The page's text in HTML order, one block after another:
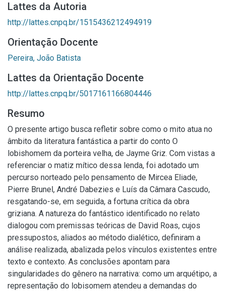
Lattes da Autoria
http://lattes.cnpq.br/1515436212494919
Orientação Docente
Pereira, João Batista
Lattes da Orientação Docente
http://lattes.cnpq.br/5017161166804446
Resumo
O presente artigo busca refletir sobre como o mito atua no
âmbito da literatura fantástica a partir do conto O
lobishomem da porteira velha, de Jayme Griz. Com vistas a
referenciar o matiz mítico dessa lenda, foi adotado um
percurso norteado pelo pensamento de Mircea Eliade,
Pierre Brunel, André Dabezies e Luís da Câmara Cascudo,
resgatando-se, em seguida, a fortuna crítica da obra
griziana. A natureza do fantástico identificado no relato
dialogou com premissas teóricas de David Roas, cujos
pressupostos, aliados ao método dialético, definiram a
análise realizada, abalizada pelos vínculos existentes entre
texto e contexto. As conclusões apontam para
singularidades do gênero na narrativa: como um arquétipo, a
representação do lobisomem atendeu a demandas do